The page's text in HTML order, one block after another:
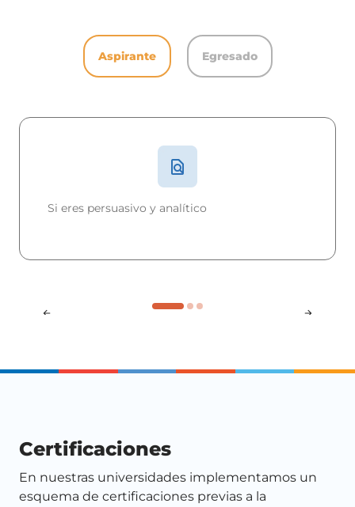
Aspirante Egresado
Si eres persuasivo y analítico
Certificaciones
En nuestras universidades implementamos un
esquema de certificaciones previas a la